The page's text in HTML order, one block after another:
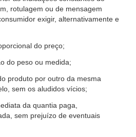
rotulagem ou de mensagem
exigir, alternativamente e
do preço;
do peso ou medida;
produto por outro da mesma
sem os aludidos vícios;
da quantia paga,
sem prejuízo de eventuais